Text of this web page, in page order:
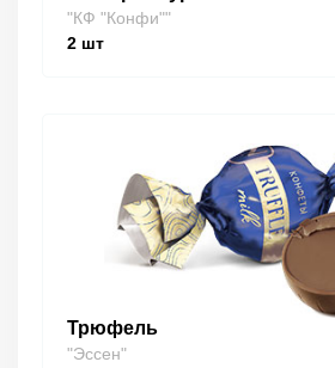
"КФ "Конфи""
2 шт
Трюфель
"Эссен"